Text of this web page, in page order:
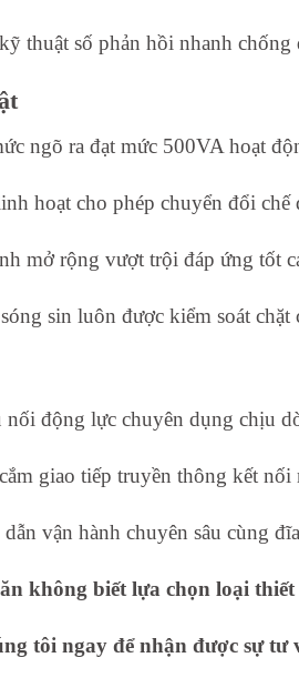
thuật số phản hồi nhanh chống
ngõ ra đạt mức 500VA hoạt
hoạt cho phép chuyển đổi chế
mở rộng vượt trội đáp ứng tốt
sin luôn được kiểm soát chặt
nối động lực chuyên dụng chịu
giao tiếp truyền thông kết
vận hành chuyên sâu cùng
không biết lựa chọn loại
tôi ngay để nhận được sự tư